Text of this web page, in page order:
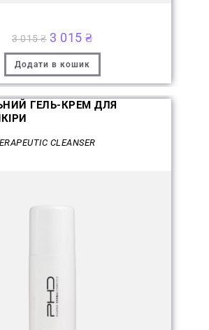
3 015₴ 3 015₴
Додати в кошик
ГЕЛЬ-КРЕМ ДЛЯ
CLEANSER